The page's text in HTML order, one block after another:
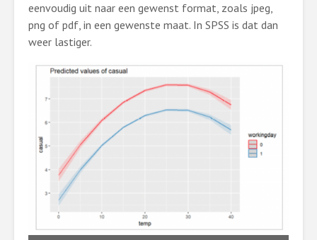
eenvoudig uit naar een gewenst format, zoals jpeg,
png of pdf, in een gewenste maat. In SPSS is dat dan
weer lastiger.